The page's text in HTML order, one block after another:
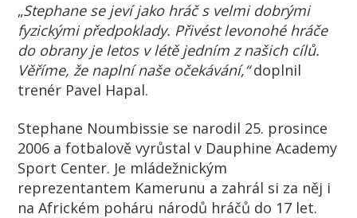
„Stephane se jeví jako hráč s velmi dobrými
fyzickými předpoklady. Přivést levonohé hráče
do obrany je letos v létě jedním z našich cílů.
Věříme, že naplní naše očekávání,“doplnil
trenér Pavel Hapal.
Stephane Noumbissie se narodil 25. prosince
2006 a fotbalově vyrůstal v Dauphine Academy
Sport Center. Je mládežnickým
reprezentantem Kamerunu a zahrál si za něj i
na Africkém poháru národů hráčů do 17 let.